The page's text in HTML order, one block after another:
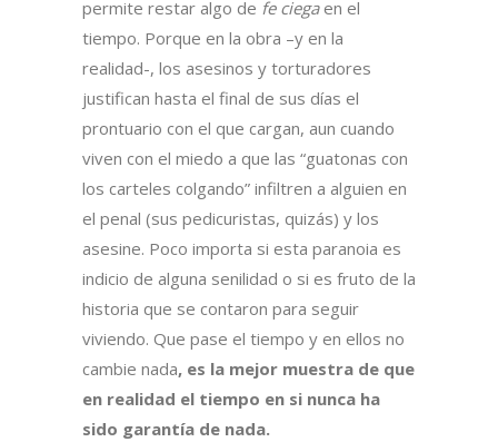
permite restar algo de fe ciegaen el
tiempo. Porque en la obra –y en la
realidad-, los asesinos y torturadores
justifican hasta el final de sus días el
prontuario con el que cargan, aun cuando
viven con el miedo a que las “guatonas con
los carteles colgando” infiltren a alguien en
el penal (sus pedicuristas, quizás) y los
asesine. Poco importa si esta paranoia es
indicio de alguna senilidad o si es fruto de la
historia que se contaron para seguir
viviendo. Que pase el tiempo y en ellos no
cambie nada, es la mejor muestra de que
en realidad el tiempo en si nunca ha
sido garantía de nada.